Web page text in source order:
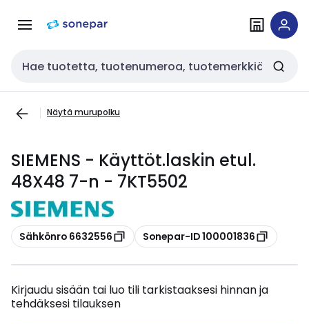
navigointiinsisältöön
Haku
Näytä murupolku
SIEMENS - Käyttöt.laskin etul.
48X48 7-n - 7KT5502
Kopioi
Sähkönro 6632556 Kopioi
Sonepar-ID 100001836
Kirjaudu sisään tai luo tili tarkistaaksesi hinnan ja
tehdäksesi tilauksen